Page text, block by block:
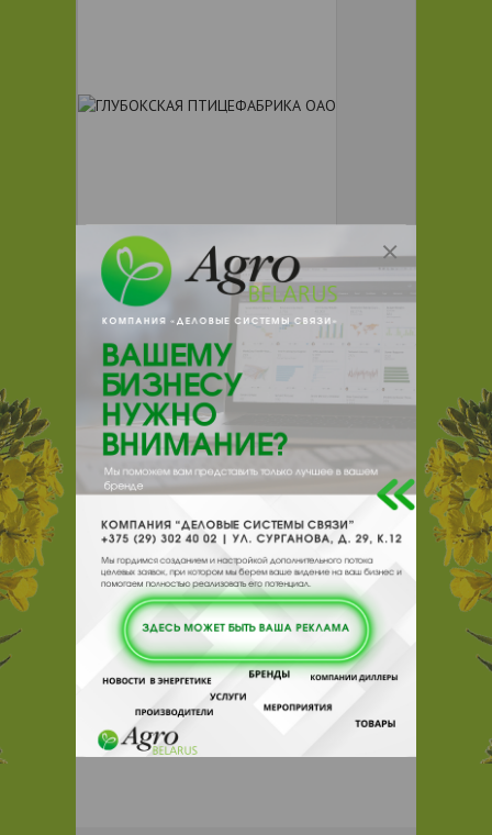
+ 375Показать телефоны
e-mail:glybptica@rambler.ru
211801, , , , Глубокский р-н,
агрогородок Марцебылино
Отзывы Еще
Отзывы
Чтобы оставить комментарий или
выставить рейтинг, нужноВойти
Зарегистрироваться